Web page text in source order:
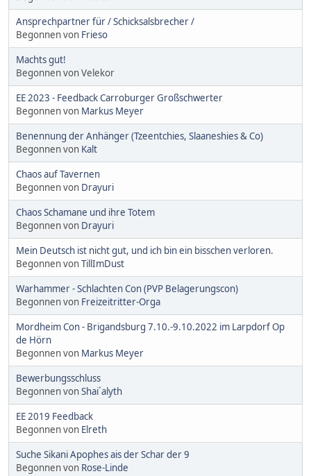
Ansprechpartner für / Schicksalsbrecher /
Begonnen von Frieso
Machts gut!
Begonnen von Velekor
EE 2023 - Feedback Carroburger Großschwerter
Begonnen von Markus Meyer
Benennung der Anhänger (Tzeentchies, Slaaneshies & Co)
Begonnen von Kalt
Chaos auf Tavernen
Begonnen von Drayuri
Chaos Schamane und ihre Totem
Begonnen von Drayuri
Mein Deutsch ist nicht gut, und ich bin ein bisschen verloren.
Begonnen vonTillImDust
Warhammer - Schlachten Con (PVP Belagerungscon)
Begonnen von Freizeitritter-Orga
Mordheim Con - Brigandsburg 7.10.-9.10.2022 im Larpdorf Op
de Hörn
Begonnen von Markus Meyer
Bewerbungsschluss
Begonnen vonShai´alyth
EE 2019 Feedback
Begonnen von Elreth
Suche Sikani Apophes ais der Schar der 9
Begonnen von Rose-Linde